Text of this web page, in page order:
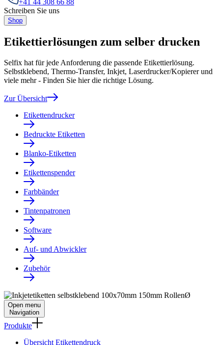
+41 44 308 66 88
Schreiben Sie uns
Shop
Etikettierlösungen zum selber drucken
Selfix hat für jede Anforderung die passende Etikettierlösung.
Selbstklebend, Thermo-Transfer, Inkjet, Laserdrucker/Kopierer und
viele mehr - Finden Sie hier die richtige Lösung.
Zur Übersicht
Etikettendrucker
Bedruckte Etiketten
Blanko-Etiketten
Etikettenspender
Farbbänder
Tintenpatronen
Software
Auf- und Abwickler
Zubehör
Open menu
Navigation
Produkte
Übersicht Etikettendruck